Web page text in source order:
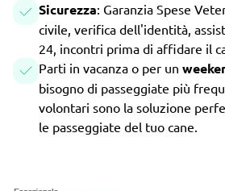
Sicurezza: Garanzia Spese
civile, verifica dell'identità,
24, incontri prima di affidare il
Parti in vacanza o per un
bisogno di passeggiate più
volontari sono la soluzione
le passeggiate del tuo cane.